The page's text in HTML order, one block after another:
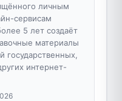
личным
сервисам
5 лет создаёт
материалы
государственных,
интернет-